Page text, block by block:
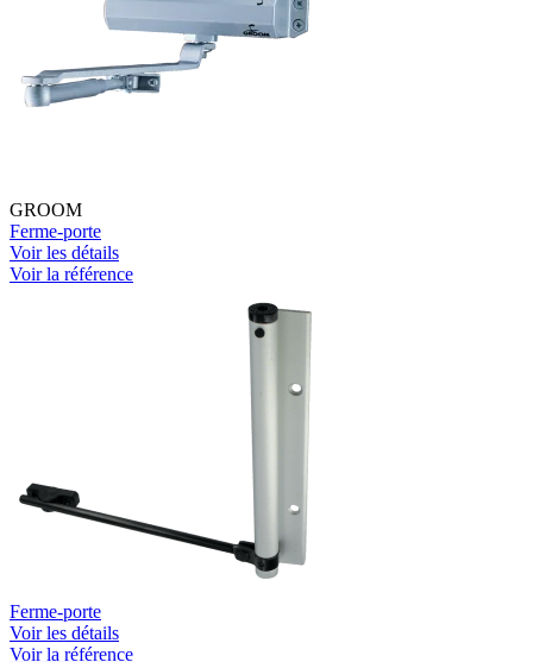
GROOM
Ferme-porte
Voir les détails
Voir la référence
Ferme-porte
Voir les détails
Voir la référence